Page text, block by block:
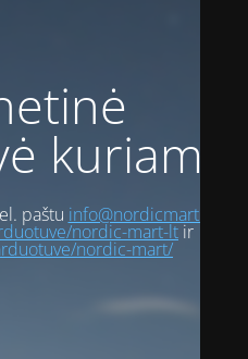
kuriama
paštu info@nordicmart.com
nordic-mart-ltir
nordic-mart/